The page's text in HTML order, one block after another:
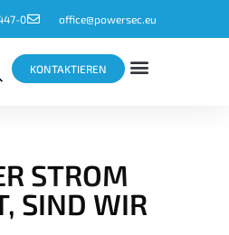
0 office@powersec.eu
KONTAKTIEREN
STROM
SIND WIR